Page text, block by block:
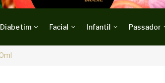
Diabetim Facial Infantil Passador